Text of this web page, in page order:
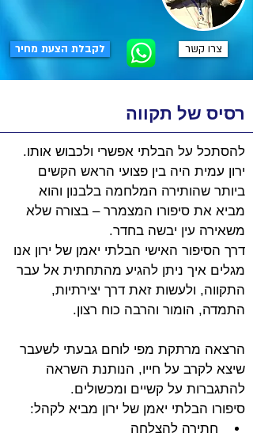
צרו קשר לקבלת הצעת מחיר
רסיס של תקווה
להסתכל על הבלתי אפשרי ולכבוש אותו.
ירון עמית היה בין פצועי הראש הקשים
ביותר שהותירה המלחמה בלבנון והוא
מביא את סיפורו המצמרר – בצורה שלא
משאירה עין יבשה בחדר.
דרך הסיפור האישי הבלתי יאמן של ירון אנו
מגלים איך ניתן להגיע מהתחתית אל עבר
התקווה, ולעשות זאת דרך יצירתיות,
התמדה, הומור והרבה כוח רצון.
הרצאה מרתקת מפי לוחם גבעתי לשעבר
שיצא לקרב על חייו, הנותנת השראה
להתגברות על קשיים ומכשולים.
סיפורו הבלתי יאמן של ירון מביא לקהל:
חתירה להצלחה